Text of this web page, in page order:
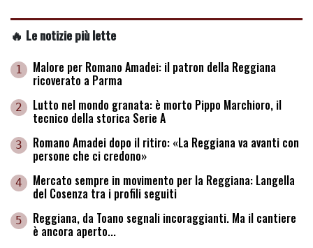
🔥 Le notizie più lette
1 Malore per Romano Amadei: il patron della Reggiana
ricoverato a Parma
2 Lutto nel mondo granata: è morto Pippo Marchioro, il
tecnico della storica Serie A
3 Romano Amadei dopo il ritiro: «La Reggiana va avanti con
persone che ci credono»
4 Mercato sempre in movimento per la Reggiana: Langella
del Cosenza tra i profili seguiti
5 Reggiana, da Toano segnali incoraggianti. Ma il cantiere
è ancora aperto...